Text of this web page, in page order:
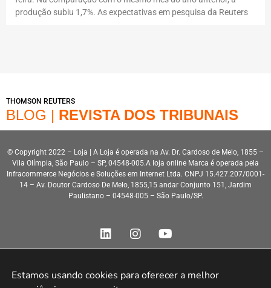
produção subiu 1,7%. As expectativas em pesquisa da Reuters
THOMSON REUTERS
BLOG | REVISTA DOS TRIBUNAIS
© Copyright 2022 – Loja | A Loja é operada na Av. Dr. Cardoso de Melo, 1855 –
Vila Olímpia, São Paulo – SP, 04548-005.A loja online Marca é operada pela
Infracommerce Negócios e Soluções em Internet Ltda. CNPJ 15.427.207/0001-
14 – Av. Doutor Cardoso De Melo, 1855,15 andar Conjunto 151, Jardim
Paulistano – 04548-005 – São Paulo/SP.
Estamos usando cookies para oferecer a melhor